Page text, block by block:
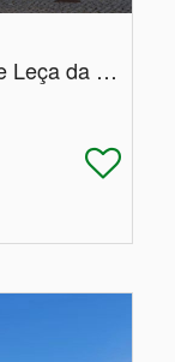
Porto, Matosinhos, Matosinhos e Leça da Palmeira